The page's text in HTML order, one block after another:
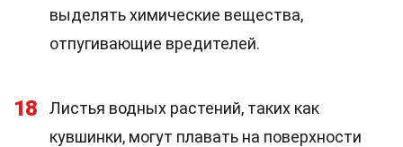
выделять химические вещества,
отпугивающие вредителей.
18
Листья водных растений, таких как
кувшинки, могут плавать на поверхности